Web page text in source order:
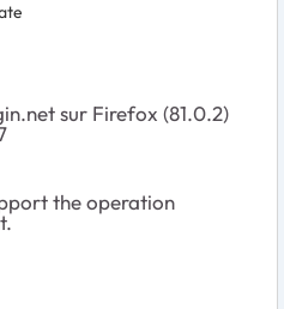
sur Firefox (81.0.2)
the operation